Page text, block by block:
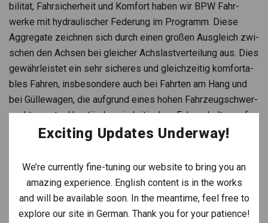
bi­li­tät, Fahr­si­cher­heit und Kom­fort haben wir BPW Fahr­
werke mit hydrau­li­scher Fede­rung im Pro­gramm. Diese
Aggre­gate zeich­nen sich durch einen gro­ßen Aus­gleich zwi­
schen den Ach­sen bei glei­cher Achs­last­ver­tei­lung aus. Dies
gewähr­leis­tet ein sehr siche­res und gleich­zei­tig kom­for­ta­
bles Fah­ren, ins­be­son­dere auch bei Fahr­ten am Hang und
bei Gül­le­wa­gen, die auf­grund eines hohen Fahr­zeug­schwer­
punk­tes unter Umstän­den ein kri­ti­sches Fahr­ver­hal­ten auf­
wei­sen. Auch mit hohen Geschwin­dig­kei­ten auf der Straße
Fede­rung in jeder Kurve eine gute Figur.